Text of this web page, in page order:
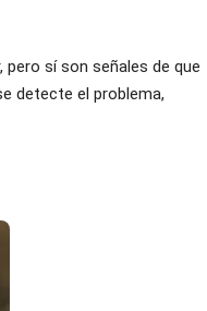
sí son señales de que
detecte el problema,